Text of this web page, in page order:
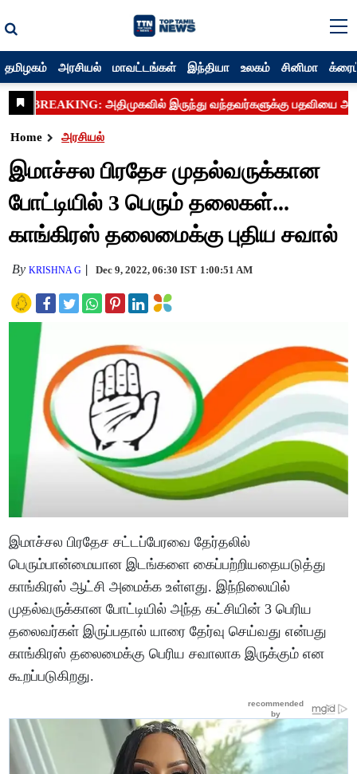
தமிழகம் அரசியல் மாவட்டங்கள் இந்தியா உலகம் சினிமா
Home அரசியல்
இமாச்சல பிரதேச முதல்வருக்கான
போட்டியில் 3 பெரும் தலைகள்...
காங்கிரஸ் தலைமைக்கு புதிய சவால்
ByKRISHNA G Dec 9, 2022, 06:30 IST 1:00:51 AM
இமாச்சல பிரதேச சட்டப்பேரவை தேர்தலில்
பெரும்பான்மையான இடங்களை கைப்பற்றியதையடுத்து
காங்கிரஸ் ஆட்சி அமைக்க உள்ளது. இந்நிலையில்
முதல்வருக்கான போட்டியில் அந்த கட்சியின் 3 பெரிய
தலைவர்கள் இருப்பதால் யாரை தேர்வு செய்வது என்பது
காங்கிரஸ் தலைமைக்கு பெரிய சவாலாக இருக்கும் என
கூறப்படுகிறது.